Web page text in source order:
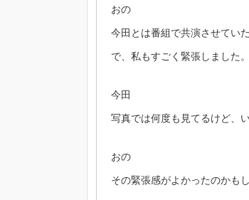
おの
今田とは番組で共演させてい
で、私もすごく緊張しました。
今田
写真では何度も見てるけど、
おの
その緊張感がよかったのかも